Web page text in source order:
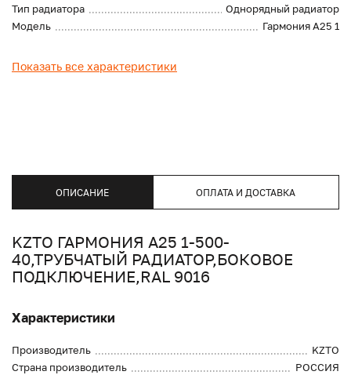
Тип радиатора
Однорядный радиатор
Модель
Гармония А25 1
Показать все характеристики
ОПИСАНИЕ ОПЛАТА И ДОСТАВКА
KZTO ГАРМОНИЯ А25 1-500-
40,ТРУБЧАТЫЙ РАДИАТОР,БОКОВОЕ
ПОДКЛЮЧЕНИЕ,RAL 9016
Характеристики
Производитель
KZTO
Страна производитель
РОССИЯ